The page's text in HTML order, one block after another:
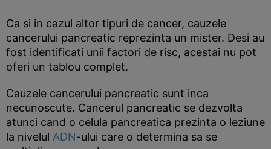
Ca si in cazul altor tipuri de cancer, cauzele
cancerului pancreatic reprezinta un mister. Desi au
fost identificati unii factori de risc, acestai nu pot
oferi un tablou complet.
Cauzele cancerului pancreatic sunt inca
necunoscute. Cancerul pancreatic se dezvolta
atunci cand o celula pancreatica prezinta o leziune
la nivelul ADN-ului care o determina sa se